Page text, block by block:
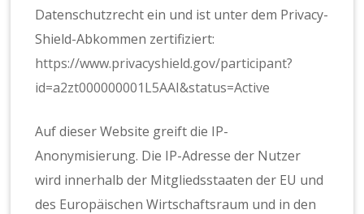
Datenschutzrecht ein und ist unter dem Privacy-
Shield-Abkommen zertifiziert:
https://www.privacyshield.gov/participant?
id=a2zt000000001L5AAI&status=Active
Auf dieser Website greift die IP-
Anonymisierung. Die IP-Adresse der Nutzer
wird innerhalb der Mitgliedsstaaten der EU und
des Europäischen Wirtschaftsraum und in den